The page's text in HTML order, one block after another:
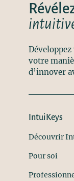
votre
d’innover
IntuiKeys
Découvrir
Pour soi